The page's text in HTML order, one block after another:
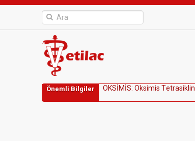
Önemli Bilgiler OKSİMİS: Oksimis Tetrasikin